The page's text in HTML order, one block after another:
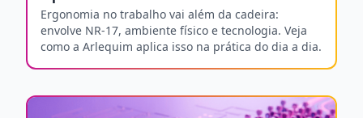
Ergonomia no trabalho vai além da cadeira:
envolve NR-17, ambiente físico e tecnologia. Veja
como a Arlequim aplica isso na prática do dia a dia.